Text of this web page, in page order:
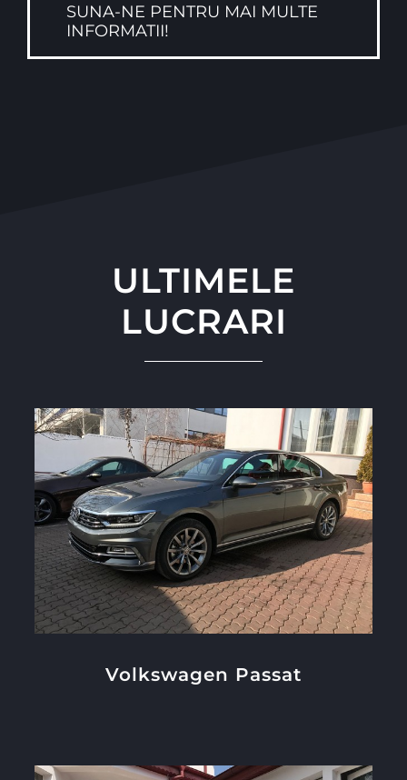
SUNA-NE PENTRU MAI MULTE
INFORMATII!
ULTIMELE
LUCRARI
Volkswagen Passat